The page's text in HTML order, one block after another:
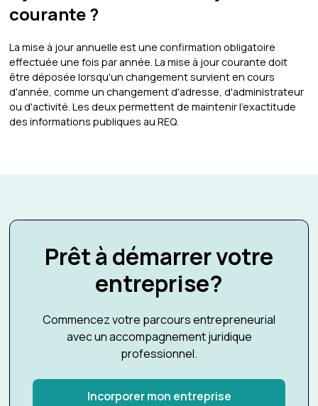
courante ?
La mise à jour annuelle est une confirmation obligatoire
effectuée une fois par année. La mise à jour courante doit
être déposée lorsqu'un changement survient en cours
d'année, comme un changement d'adresse, d'administrateur
ou d'activité. Les deux permettent de maintenir l'exactitude
des informations publiques au REQ.
Prêt à démarrer votre
entreprise?
Commencez votre parcours entrepreneurial
avec un accompagnement juridique
professionnel.
Incorporer mon entreprise